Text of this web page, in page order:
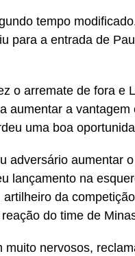
tempo
para a entrada de
o arremate de fora e
aumentar a
uma boa
adversário aumentar
lançamento na
da
do time de
nervosos,